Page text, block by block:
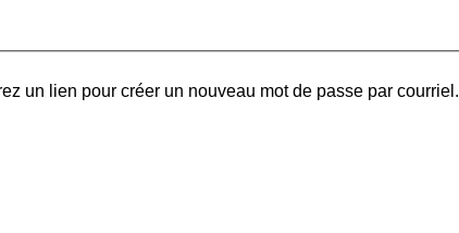
un lien pour créer un nouveau mot de passe par courriel.